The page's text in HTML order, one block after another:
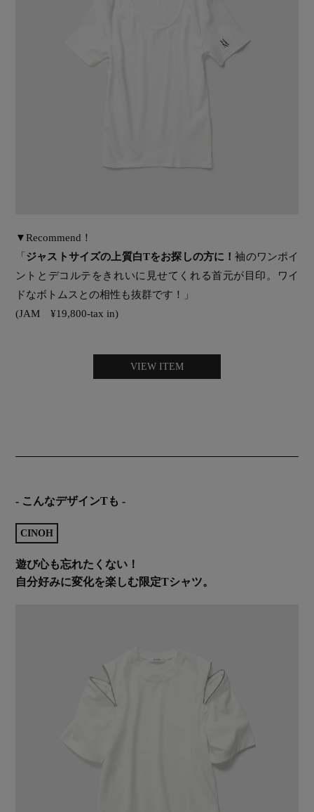
▼Recommend！
「 ジャストサイズの上質白Tをお探しの方に！袖のワンポイ
ントとデコルテをきれいに見せてくれる首元が目印。ワイ
ドなボトムスとの相性も抜群です！」
(JAM ¥19,800-tax in)
VIEW ITEM
- こんなデザインTも -
CINOH
遊び心も忘れたくない！
自分好みに変化を楽しむ限定Tシャツ。